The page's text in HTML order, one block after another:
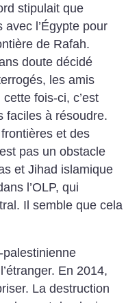
stipulait que
l’Égypte pour
de Rafah.
doute décidé
les amis
fois-ci, c’est
faciles à résoudre.
et des
pas un obstacle
et Jihad islamique
l’OLP, qui
Il semble que cela
En 2014,
La destruction